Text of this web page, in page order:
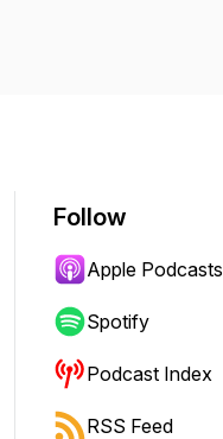
Follow
Apple Podcasts
Spotify
Podcast Index
RSS Feed